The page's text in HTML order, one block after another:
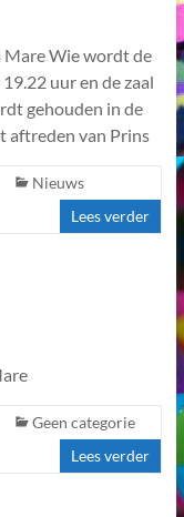
Mare Wie wordt de
uur en de zaal
gehouden in de
aftreden van Prins
Nieuws
Lees verder
Geen categorie
Lees verder